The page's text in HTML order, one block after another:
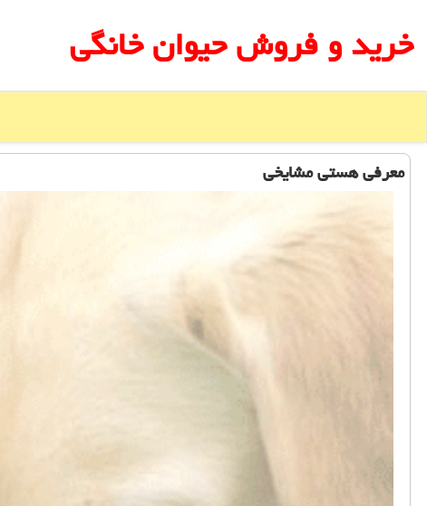
خرید و فروش حیوان خانگی
معرفی هستی مشایخی